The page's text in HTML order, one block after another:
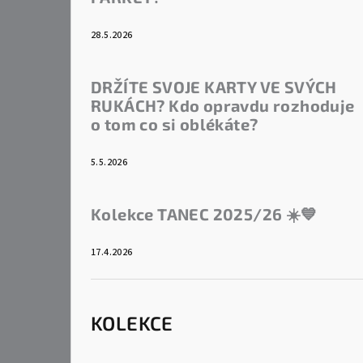
28.5.2026
DRŽÍTE SVOJE KARTY VE SVÝCH
RUKÁCH? Kdo opravdu rozhoduje
o tom co si oblékáte?
5.5.2026
Kolekce TANEC 2025/26 ☀️💙
17.4.2026
KOLEKCE